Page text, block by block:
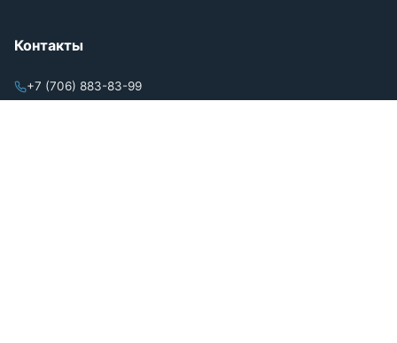
Контакты
+7 (706) 883-83-99